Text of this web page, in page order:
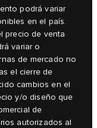
podrá variar
en el país.
precio de venta
variar o
de mercado no
el cierre de
cambios en el
y/o diseño que
de
autorizados al